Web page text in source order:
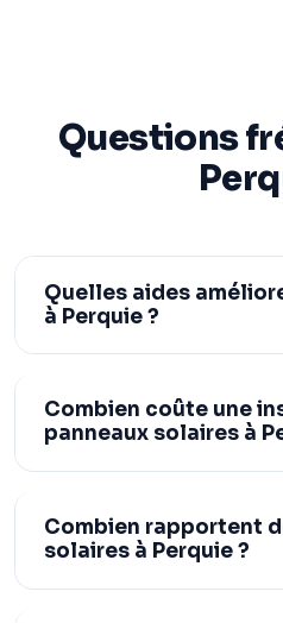
Questions
Quelles aides
à Perquie ?
Combien coûte une
panneaux solaires à
Combien rapportent
solaires à Perquie ?